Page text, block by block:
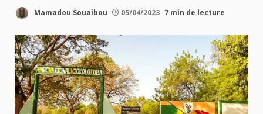
Mamadou Souaibou 05/04/2023 7 min de lecture